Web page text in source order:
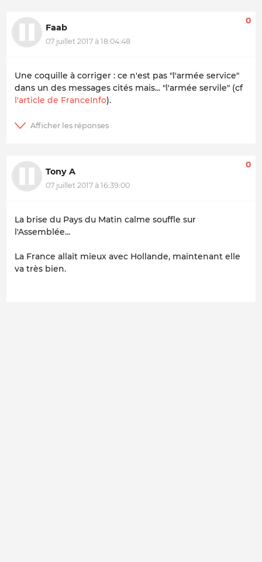
Faab
07 juillet 2017 à 18:04:48
0
Une coquille à corriger : ce n'est pas "l'armée service"
dans un des messages cités mais... "l'armée servile" (cf
l'article de FranceInfo).
Tony A
07 juillet 2017 à 16:39:00
0
La brise du Pays du Matin calme souffle sur
l'Assemblée...
La France allait mieux avec Hollande, maintenant elle
va très bien.